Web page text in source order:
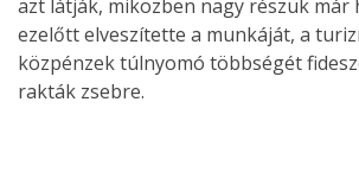
azt látják, miközben nagy részük már
ezelőtt elveszítette a munkáját, a
közpénzek túlnyomó többségét
rakták zsebre.